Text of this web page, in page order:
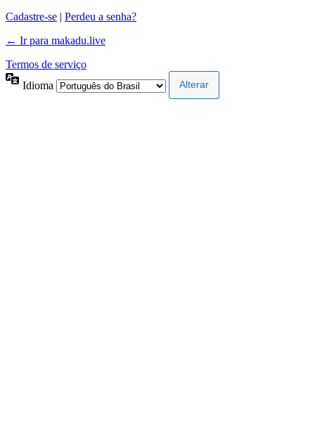
Cadastre-se | Perdeu a senha?
← Ir para makadu.live
Termos de serviço
Idioma